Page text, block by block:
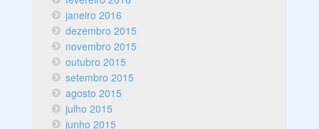
janeiro 2016
dezembro 2015
novembro 2015
outubro 2015
setembro 2015
agosto 2015
julho 2015
junho 2015